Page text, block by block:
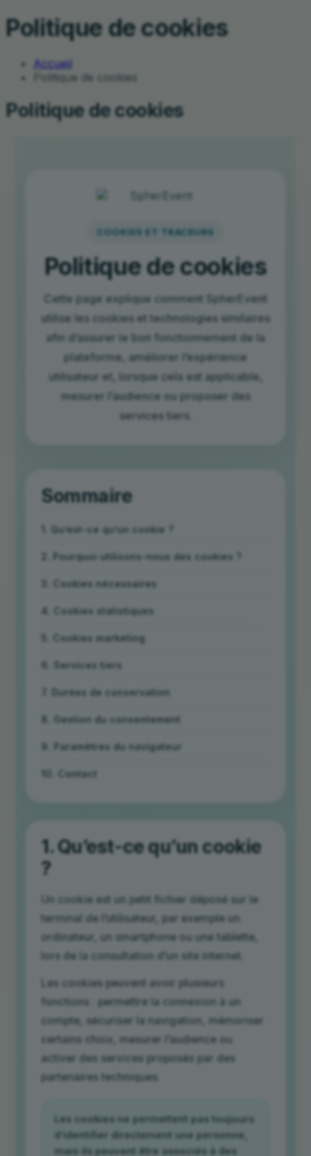
Politique de cookies
Accueil
Politique de cookies
Politique de cookies
COOKIES ET TRACEURS
Politique de cookies
Cette page explique comment SpherEvent
utilise les cookies et technologies similaires
afin d’assurer le bon fonctionnement de la
plateforme, améliorer l’expérience
utilisateur et, lorsque cela est applicable,
mesurer l’audience ou proposer des
services tiers.
Sommaire
1. Qu’est-ce qu’un cookie ?
2. Pourquoi utilisons-nous des cookies ?
3. Cookies nécessaires
4. Cookies statistiques
5. Cookies marketing
6. Services tiers
7. Durées de conservation
8. Gestion du consentement
9. Paramètres du navigateur
10. Contact
1. Qu’est-ce qu’un cookie
?
Un cookie est un petit fichier déposé sur le
terminal de l’utilisateur, par exemple un
ordinateur, un smartphone ou une tablette,
lors de la consultation d’un site internet.
Les cookies peuvent avoir plusieurs
fonctions : permettre la connexion à un
compte, sécuriser la navigation, mémoriser
certains choix, mesurer l’audience ou
activer des services proposés par des
partenaires techniques.
Les cookies ne permettent pas toujours
d’identifier directement une personne,
mais ils peuvent être associés à des